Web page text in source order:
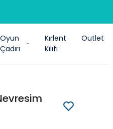
Oyun
Çadırı
Kırlent
Kılıfı
Outlet